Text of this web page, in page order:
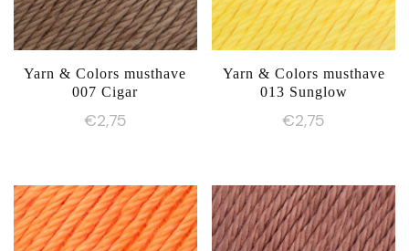
Yarn & Colors musthave
007 Cigar
€2,75
Yarn & Colors musthave
013 Sunglow
€2,75